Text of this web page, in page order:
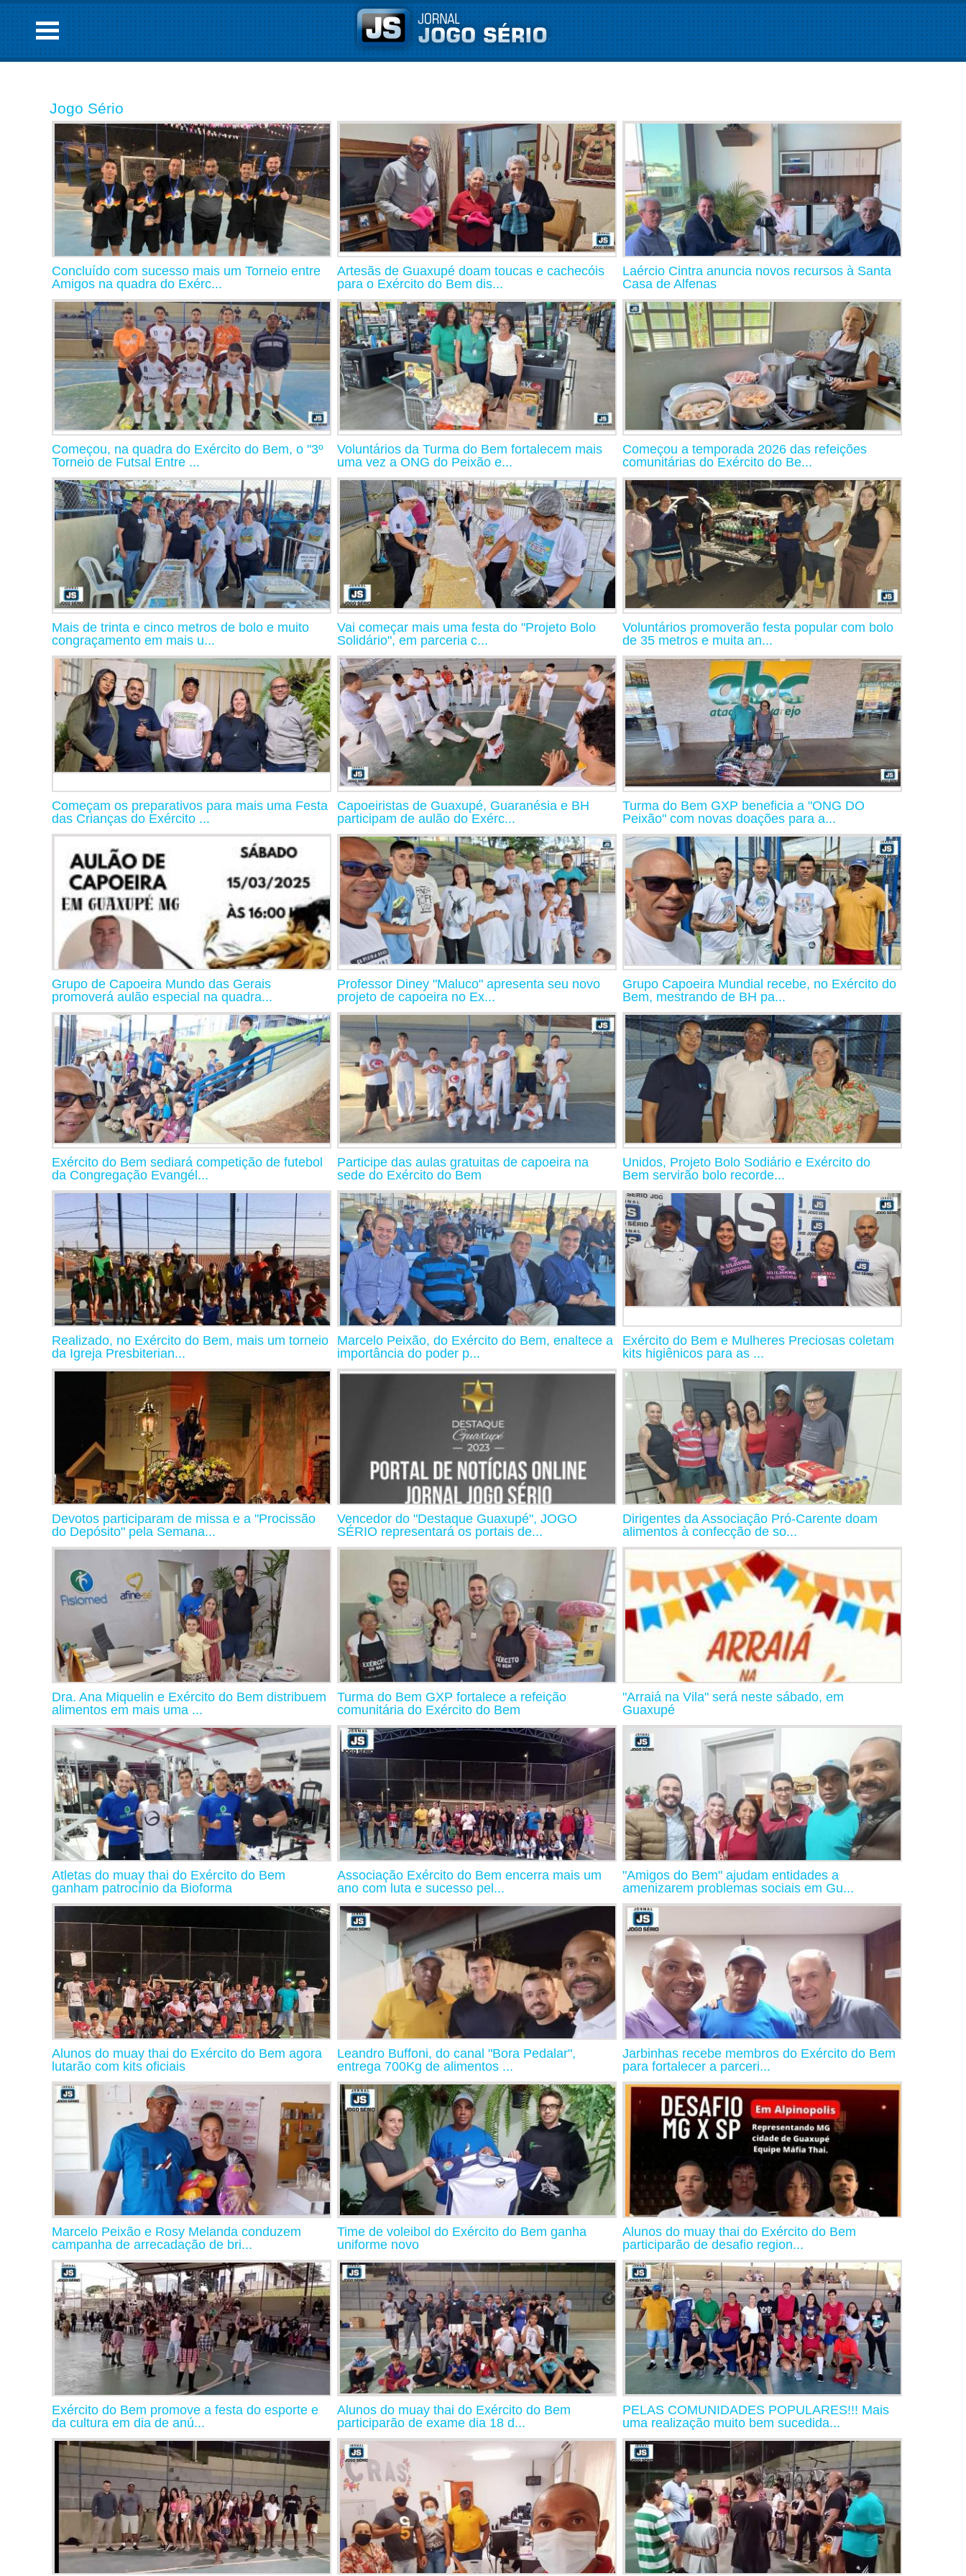
Jogo Sério
Concluído com sucesso mais um Torneio entre
Amigos na quadra do Exérc...
Artesãs de Guaxupé doam toucas e cachecóis
para o Exército do Bem dis...
Laércio Cintra anuncia novos recursos à Santa
Casa de Alfenas
Começou, na quadra do Exército do Bem, o "3º
Torneio de Futsal Entre ...
Voluntários da Turma do Bem fortalecem mais
uma vez a ONG do Peixão e...
Começou a temporada 2026 das refeições
comunitárias do Exército do Be...
Mais de trinta e cinco metros de bolo e muito
congraçamento em mais u...
Vai começar mais uma festa do "Projeto Bolo
Solidário", em parceria c...
Voluntários promoverão festa popular com bolo
de 35 metros e muita an...
Começam os preparativos para mais uma Festa
das Crianças do Exército ...
Capoeiristas de Guaxupé, Guaranésia e BH
participam de aulão do Exérc...
Turma do Bem GXP beneficia a "ONG DO
Peixão" com novas doações para a...
Grupo de Capoeira Mundo das Gerais
promoverá aulão especial na quadra...
Professor Diney "Maluco" apresenta seu novo
projeto de capoeira no Ex...
Grupo Capoeira Mundial recebe, no Exército do
Bem, mestrando de BH pa...
Exército do Bem sediará competição de futebol
da Congregação Evangél...
Participe das aulas gratuitas de capoeira na
sede do Exército do Bem
Unidos, Projeto Bolo Sodiário e Exército do
Bem servirão bolo recorde...
Realizado, no Exército do Bem, mais um torneio
da Igreja Presbiterian...
Marcelo Peixão, do Exército do Bem, enaltece a
importância do poder p...
Exército do Bem e Mulheres Preciosas coletam
kits higiênicos para as ...
Devotos participaram de missa e a "Procissão
do Depósito" pela Semana...
Vencedor do "Destaque Guaxupé", JOGO
SÉRIO representará os portais de...
Dirigentes da Associação Pró-Carente doam
alimentos à confecção de so...
Dra. Ana Miquelin e Exército do Bem distribuem
alimentos em mais uma ...
Turma do Bem GXP fortalece a refeição
comunitária do Exército do Bem
"Arraiá na Vila" será neste sábado, em
Guaxupé
Atletas do muay thai do Exército do Bem
ganham patrocínio da Bioforma
Associação Exército do Bem encerra mais um
ano com luta e sucesso pel...
"Amigos do Bem" ajudam entidades a
amenizarem problemas sociais em Gu...
Alunos do muay thai do Exército do Bem agora
lutarão com kits oficiais
Leandro Buffoni, do canal "Bora Pedalar",
entrega 700Kg de alimentos ...
Jarbinhas recebe membros do Exército do Bem
para fortalecer a parceri...
Marcelo Peixão e Rosy Melanda conduzem
campanha de arrecadação de bri...
Time de voleibol do Exército do Bem ganha
uniforme novo
Alunos do muay thai do Exército do Bem
participarão de desafio region...
Exército do Bem promove a festa do esporte e
da cultura em dia de anú...
Alunos do muay thai do Exército do Bem
participarão de exame dia 18 d...
PELAS COMUNIDADES POPULARES!!! Mais
uma realização muito bem sucedida...